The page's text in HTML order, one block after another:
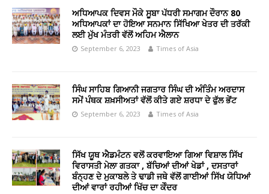
ਅਧਿਆਪਕ ਦਿਵਸ ਮੌਕੇ ਸੂਬਾ ਪੱਧਰੀ ਸਮਾਗਮ ਦੌਰਾਨ 80
ਅਧਿਆਪਕਾਂ ਦਾ ਹੋਇਆ ਸਨਮਾਨ ਸਿੱਖਿਆ ਖੇਤਰ ਦੀ ਤਰੱਕੀ
ਲਈ ਮੁੱਖ ਮੰਤਰੀ ਵੱਲੋਂ ਅਹਿਮ ਐਲਾਨ
September 6, 2023 Times of Asia
ਸਿੰਘ ਸਾਹਿਬ ਗਿਆਨੀ ਜਗਤਾਰ ਸਿੰਘ ਦੀ ਅੰਤਿੰਮ ਅਰਦਾਸ
ਸਮੇਂ ਪੰਥਕ ਸ਼ਖ਼ਸੀਅਤਾਂ ਵੱਲੋਂ ਕੀਤੇ ਗਏ ਸ਼ਰਧਾ ਦੇ ਫੁੱਲ ਭੇਂਟ
September 6, 2023 Times of Asia
ਸਿੱਖ ਯੂਥ ਐਡਮੰਟਨ ਵਲੋਂ ਕਰਵਾਇਆ ਗਿਆ ਵਿਸ਼ਾਲ ਸਿੱਖ
ਵਿਰਾਸਤੀ ਮੇਲਾ ਗਤਕਾ , ਬੱਚਿਆਂ ਦੀਆਂ ਖੇਡਾਂ , ਦਸਤਾਰਾਂ
ਬੰਨ੍ਹਣ ਦੇ ਮੁਕਾਬਲੇ ਤੇ ਢਾਡੀ ਜਥੇ ਵੱਲੋਂ ਗਾਈਆਂ ਸਿੱਖ ਯੋਧਿਆਂ
ਦੀਆਂ ਵਾਰਾਂ ਰਹੀਆਂ ਖਿੱਚ ਦਾ ਕੇੰਦਰ